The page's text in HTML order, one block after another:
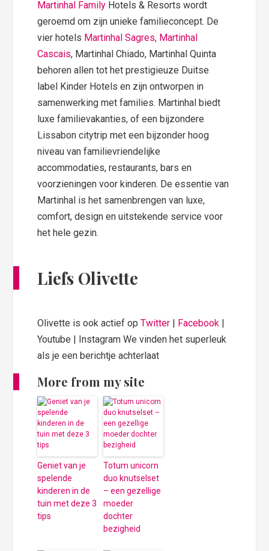
Martinhal Family Hotels & Resorts wordt
geroemd om zijn unieke familieconcept. De
vier hotels Martinhal Sagres, Martinhal
Cascais, Martinhal Chiado, Martinhal Quinta
behoren allen tot het prestigieuze Duitse
label Kinder Hotels en zijn ontworpen in
samenwerking met families. Martinhal biedt
luxe familievakanties, of een bijzondere
Lissabon citytrip met een bijzonder hoog
niveau van familievriendelijke
accommodaties, restaurants, bars en
voorzieningen voor kinderen. De essentie van
Martinhal is het samenbrengen van luxe,
comfort, design en uitstekende service voor
het hele gezin.
Liefs Olivette
Olivette is ook actief opTwitter Facebook
Youtube | Instagram We vinden het superleuk
als je een berichtje achterlaat
More from my site
Geniet van je
spelende
kinderen in de
tuin met deze 3
tips
Totum unicorn
duo knutselset
– een gezellige
moeder
dochter
bezigheid